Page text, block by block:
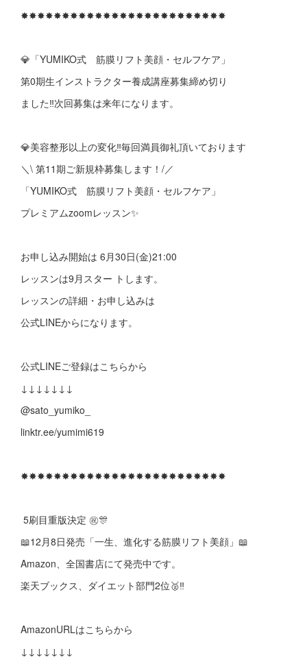
✸✸✸✸✸✸✸✸✸✸✸✸✸✸✸✸✸✸✸✸✸✸✸✸✸
💎「YUMIKO式 筋膜リフト美顔・セルフケア」
第0期生インストラクター養成講座募集締め切り
ました‼︎次回募集は来年になります。
💎美容整形以上の変化‼︎毎回満員御礼頂いております
＼\ 第11期ご新規枠募集します！/／
「YUMIKO式 筋膜リフト美顔・セルフケア」
プレミアムzoomレッスン✨
お申し込み開始は︎ ︎6月30日(金)21:00
レッスンは9月スター トします。
レッスンの詳細・お申し込みは
公式LINEからになります。
公式LINEご登録はこちらから
↓↓↓↓↓↓↓
@sato_yumiko_
linktr.ee/yumimi619
✸✸✸✸✸✸✸✸✸✸✸✸✸✸✸✸✸✸✸✸✸✸✸✸✸
5刷目重版決定 ㊗️🎊
📖12月8日発売「一生、進化する筋膜リフト美顔」📖
Amazon、全国書店にて発売中です。
楽天ブックス、ダイエット部門2位🥈‼️
AmazonURLはこちらから
↓↓↓↓↓↓↓